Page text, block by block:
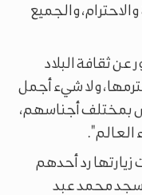
والجميع
ثقافة البلاد
ولا شيء أجمل
بمختلف أجناسهم،
العالم".
رد أحدهم
محمد عبد